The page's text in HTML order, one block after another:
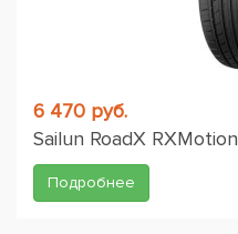
6 470 руб.
Sailun RoadX
Подробнее